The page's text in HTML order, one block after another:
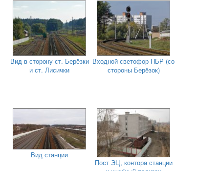
Вид в сторону ст. Берёзки
и ст. Лисички
Входной светофор НБР (со
стороны Берёзок)
Вид станции
Пост ЭЦ, контора станции